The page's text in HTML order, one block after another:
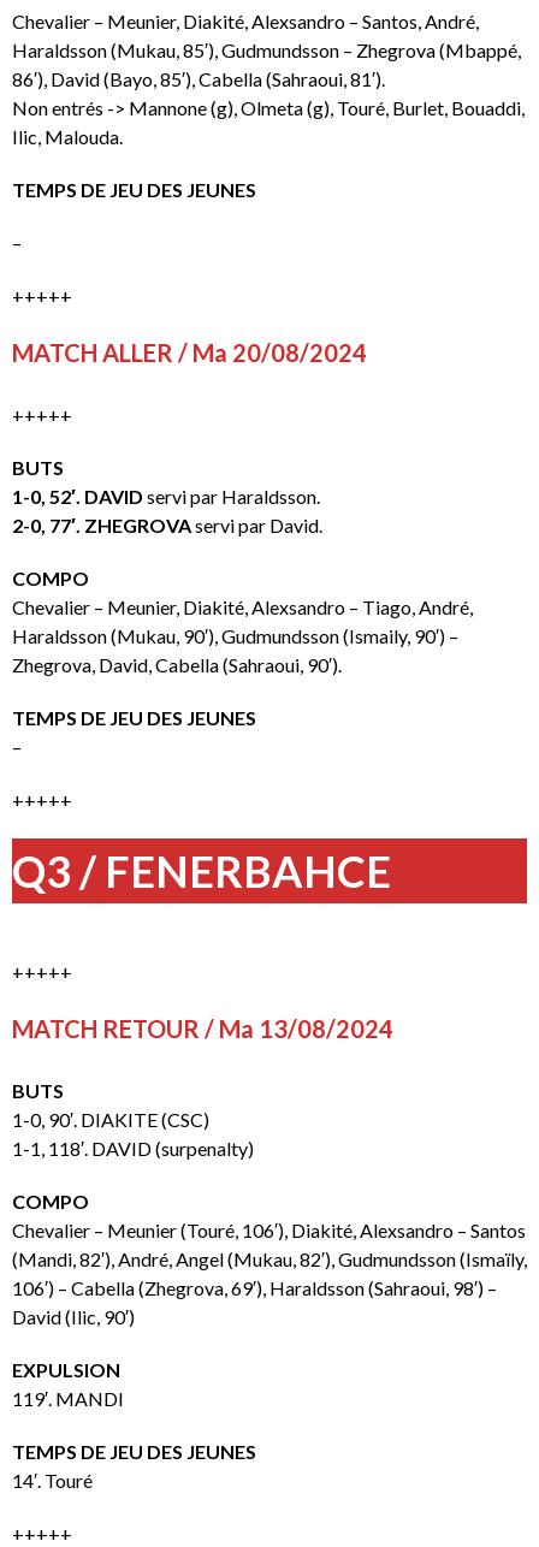
Chevalier – Meunier, Diakité, Alexsandro – Santos, André,
Haraldsson (Mukau, 85′), Gudmundsson – Zhegrova (Mbappé,
86′), David (Bayo, 85′), Cabella (Sahraoui, 81′).
Non entrés -> Mannone (g), Olmeta (g), Touré, Burlet, Bouaddi,
Ilic, Malouda.
TEMPS DE JEU DES JEUNES
–
+++++
MATCH ALLER / Ma 20/08/2024
+++++
BUTS
1-0, 52′. DAVID servi par Haraldsson.
2-0, 77′. ZHEGROVAservi par David.
COMPO
Chevalier – Meunier, Diakité, Alexsandro – Tiago, André,
Haraldsson (Mukau, 90′), Gudmundsson (Ismaily, 90′) –
Zhegrova, David, Cabella (Sahraoui, 90′).
TEMPS DE JEU DES JEUNES
–
+++++
Q3 / FENERBAHCE
+++++
MATCH RETOUR / Ma 13/08/2024
BUTS
1-0, 90′. DIAKITE (CSC)
1-1, 118′. DAVID (surpenalty)
COMPO
Chevalier – Meunier (Touré, 106′), Diakité, Alexsandro – Santos
(Mandi, 82′), André, Angel (Mukau, 82′), Gudmundsson (Ismaïly,
106′) – Cabella (Zhegrova, 69′), Haraldsson (Sahraoui, 98′) –
David (Ilic, 90′)
EXPULSION
119′. MANDI
TEMPS DE JEU DES JEUNES
14′. Touré
+++++